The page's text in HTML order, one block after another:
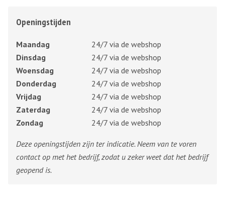
Openingstijden
Maandag
24/7 via de webshop
Dinsdag
24/7 via de webshop
Woensdag
24/7 via de webshop
Donderdag
24/7 via de webshop
Vrijdag
24/7 via de webshop
Zaterdag
24/7 via de webshop
Zondag
24/7 via de webshop
Deze openingstijden zijn ter indicatie. Neem van te voren
contact op met het bedrijf, zodat u zeker weet dat het bedrijf
geopend is.